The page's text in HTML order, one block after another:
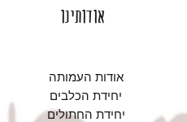
אודותינו
אודות העמותה
יחידת הכלבים
יחידת החתולים